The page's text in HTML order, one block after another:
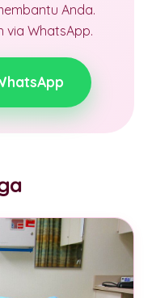
Anda.
via WhatsApp.